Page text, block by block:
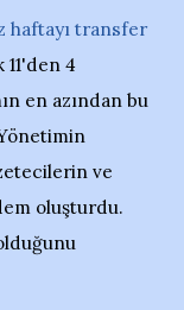
haftayı transfer
4
en azından bu
ve
oluşturdu.